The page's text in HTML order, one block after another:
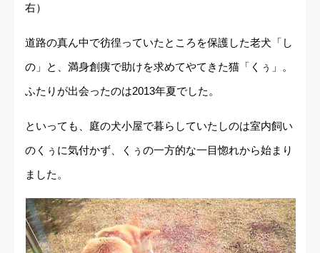
右）
道路の真ん中で彷徨っていたところを保護した老犬「し
の」と、満身創痍で助けを求めてやてきた猫「くぅ」。
ふたりが出会ったのは2013年夏でした。
といっても、庭の犬小屋で暮らしていたしのは室内飼い
のくぅに気付かず、くぅの一方的な一目惚れから始まり
ました。